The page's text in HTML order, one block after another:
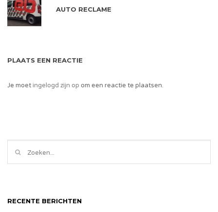
AUTO RECLAME
PLAATS EEN REACTIE
Je moetingelogd zijn op om een reactie te plaatsen.
RECENTE BERICHTEN